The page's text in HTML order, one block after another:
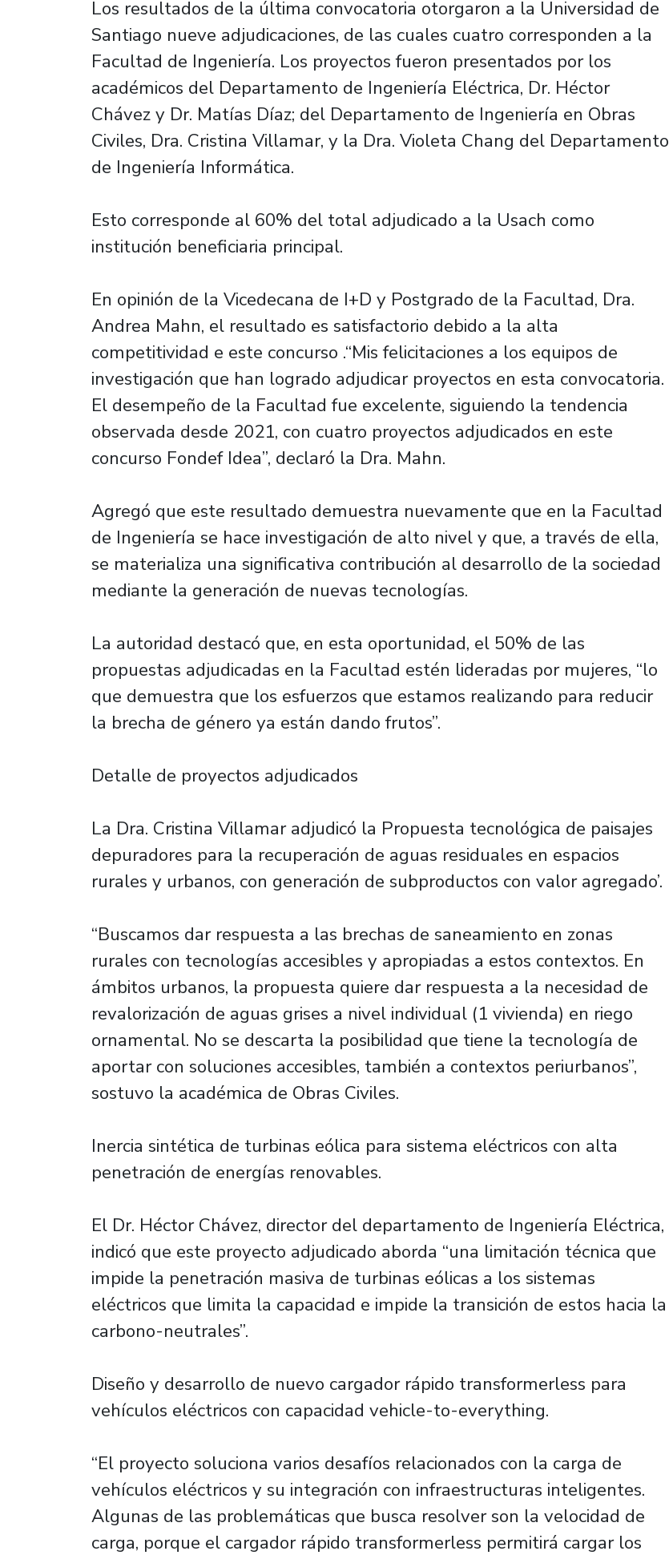
Los resultados de la última convocatoria otorgaron a la Universidad de
Santiago nueve adjudicaciones, de las cuales cuatro corresponden a la
Facultad de Ingeniería. Los proyectos fueron presentados por los
académicos del Departamento de Ingeniería Eléctrica, Dr. Héctor
Chávez y Dr. Matías Díaz; del Departamento de Ingeniería en Obras
Civiles, Dra. Cristina Villamar, y la Dra. Violeta Chang del Departamento
de Ingeniería Informática.
Esto corresponde al 60% del total adjudicado a la Usach como
institución beneficiaria principal.
En opinión de la Vicedecana de I+D y Postgrado de la Facultad, Dra.
Andrea Mahn, el resultado es satisfactorio debido a la alta
competitividad e este concurso .“Mis felicitaciones a los equipos de
investigación que han logrado adjudicar proyectos en esta convocatoria.
El desempeño de la Facultad fue excelente, siguiendo la tendencia
observada desde 2021, con cuatro proyectos adjudicados en este
concurso Fondef Idea”, declaró la Dra. Mahn.
Agregó que este resultado demuestra nuevamente que en la Facultad
de Ingeniería se hace investigación de alto nivel y que, a través de ella,
se materializa una significativa contribución al desarrollo de la sociedad
mediante la generación de nuevas tecnologías.
La autoridad destacó que, en esta oportunidad, el 50% de las
propuestas adjudicadas en la Facultad estén lideradas por mujeres, “lo
que demuestra que los esfuerzos que estamos realizando para reducir
la brecha de género ya están dando frutos”.
Detalle de proyectos adjudicados
La Dra. Cristina Villamar adjudicó la Propuesta tecnológica de paisajes
depuradores para la recuperación de aguas residuales en espacios
rurales y urbanos, con generación de subproductos con valor agregado’.
“Buscamos dar respuesta a las brechas de saneamiento en zonas
rurales con tecnologías accesibles y apropiadas a estos contextos. En
ámbitos urbanos, la propuesta quiere dar respuesta a la necesidad de
revalorización de aguas grises a nivel individual (1 vivienda) en riego
ornamental. No se descarta la posibilidad que tiene la tecnología de
aportar con soluciones accesibles, también a contextos periurbanos”,
sostuvo la académica de Obras Civiles.
Inercia sintética de turbinas eólica para sistema eléctricos con alta
penetración de energías renovables.
El Dr. Héctor Chávez, director del departamento de Ingeniería Eléctrica,
indicó que este proyecto adjudicado aborda “una limitación técnica que
impide la penetración masiva de turbinas eólicas a los sistemas
eléctricos que limita la capacidad e impide la transición de estos hacia la
carbono-neutrales”.
Diseño y desarrollo de nuevo cargador rápido transformerless para
vehículos eléctricos con capacidad vehicle-to-everything.
“El proyecto soluciona varios desafíos relacionados con la carga de
vehículos eléctricos y su integración con infraestructuras inteligentes.
Algunas de las problemáticas que busca resolver son la velocidad de
carga, porque el cargador rápido transformerless permitirá cargar los